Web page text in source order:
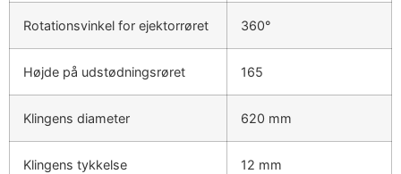
Rotationsvinkel for ejektorrøret 360°
Højde på udstødningsrøret 165
Klingens diameter 620 mm
Klingens tykkelse 12 mm